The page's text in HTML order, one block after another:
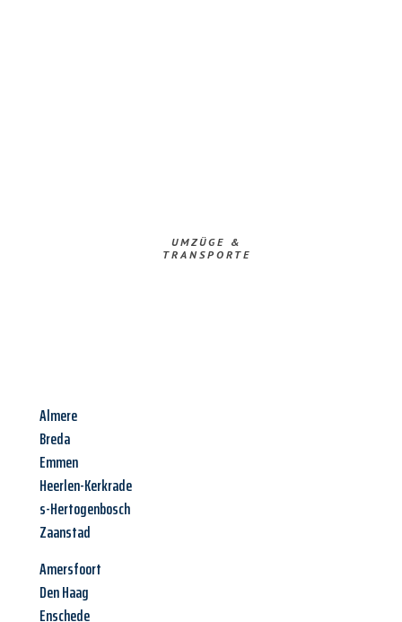
UMZÜGE &
TRANSPORTE
Almere
Breda
Emmen
Heerlen-Kerkrade
s-Hertogenbosch
Zaanstad
Amersfoort
Den Haag
Enschede